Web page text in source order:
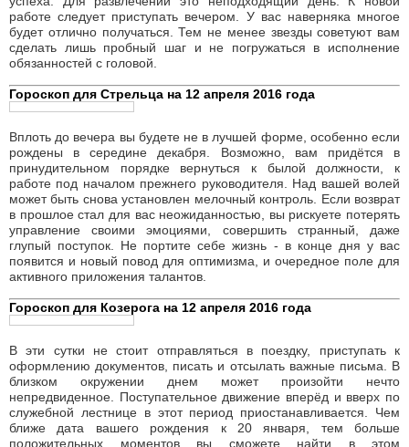
Гороскоп для Девы на 12 апреля 2016 года
В первой половине дня вы можете разочароваться в своём
партнёрстве или пожалеть о своей откровенности. Будьте
внимательны и не принимайтесь ни за что серьёзное (особенно
если рождены в середине сентября). Днем не исключено
состояние дезориентации, ухудшение самочувствия,
нервозность, перевороты в недавних планах, препятствия
буквально на ровном месте. В конце дня - если вы
действительно попали в критическое положение - у вас
здоровье все же следует по возможности поберечь.